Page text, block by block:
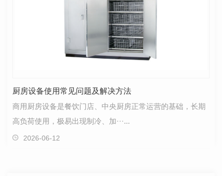
厨房设备使用常见问题及解决方法
商用厨房设备是餐饮门店、中央厨房正常运营的基础，长期
高负荷使用，极易出现制冷、加···...
2026-06-12